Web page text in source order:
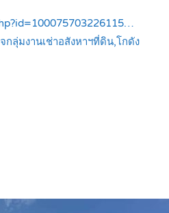
กลุ่มงานเช่าอสังหาฯที่ดิน,โกดัง